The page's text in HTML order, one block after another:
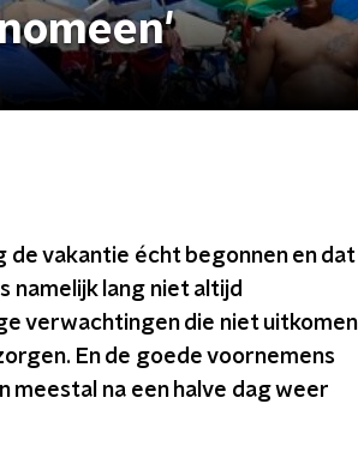
de vakantie écht begonnen en dat
namelijk lang niet altijd
verwachtingen die niet uitkomen
En de goede voornemens
meestal na een halve dag weer